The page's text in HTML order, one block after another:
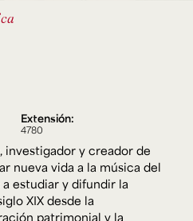
Vigilada Mineducación.
Decreto 1297 del 30
de personería jurídica:
de 1949, Minjusticia.
alta calidad, 10 años:
enero del 2025.
Extensión:
4780
investigador y creador de
nueva vida a la música del
estudiar y difundir la
XIX desde la
patrimonial y la